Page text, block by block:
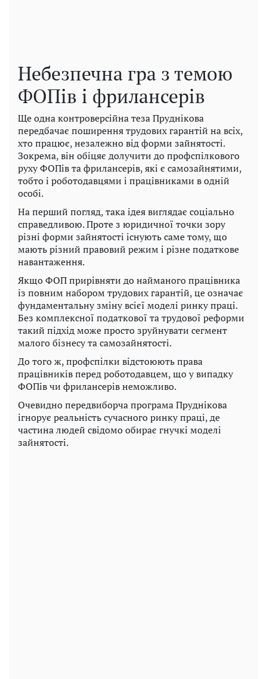
Небезпечна гра з темою
ФОПів і фрилансерів
Ще одна контроверсійна теза Пруднікова
передбачає поширення трудових гарантій на всіх,
хто працює, незалежно від форми зайнятості.
Зокрема, він обіцяє долучити до профспілкового
руху ФОПів та фрилансерів, які є самозайнятими,
тобто і роботодавцями і працівниками в одній
особі.
На перший погляд, така ідея виглядає соціально
справедливою. Проте з юридичної точки зору
різні форми зайнятості існують саме тому, що
мають різний правовий режим і різне податкове
навантаження.
Якщо ФОП прирівняти до найманого працівника
із повним набором трудових гарантій, це означає
фундаментальну зміну всієї моделі ринку праці.
Без комплексної податкової та трудової реформи
такий підхід може просто зруйнувати сегмент
малого бізнесу та самозайнятості.
До того ж, профспілки відстоюють права
працівників перед роботодавцем, що у випадку
ФОПів чи фрилансерів неможливо.
Очевидно передвиборча програма Пруднікова
ігнорує реальність сучасного ринку праці, де
частина людей свідомо обирає гнучкі моделі
зайнятості.